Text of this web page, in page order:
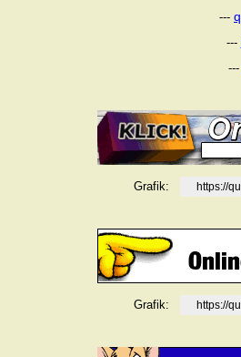
---
---
---
Grafik: https://
Grafik: https://